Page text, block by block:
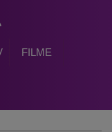
FILME